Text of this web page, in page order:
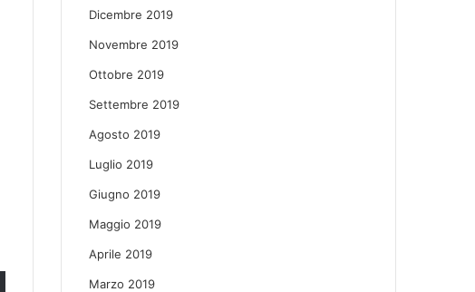
Dicembre 2019
Novembre 2019
Ottobre 2019
Settembre 2019
Agosto 2019
Luglio 2019
Giugno 2019
Maggio 2019
Aprile 2019
Marzo 2019